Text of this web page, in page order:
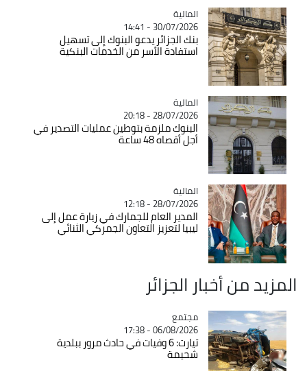
Catégorie
المالية
30/07/2026 - 14:41
بنك الجزائر يدعو البنوك إلى تسهيل
استفادة الأسر من الخدمات البنكية
Catégorie
المالية
28/07/2026 - 20:18
البنوك ملزمة بتوطين عمليات التصدير في
أجل أقصاه 48 ساعة
Catégorie
المالية
28/07/2026 - 12:18
المدير العام للجمارك في زيارة عمل إلى
ليبيا لتعزيز التعاون الجمركي الثنائي
المزيد من أخبار الجزائر
Catégorie
مجتمع
06/08/2026 - 17:38
تيارت: 6 وفيات في حادث مرور ببلدية
شحيمة